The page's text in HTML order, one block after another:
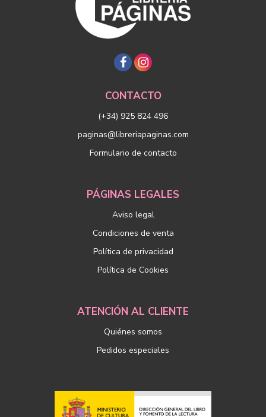
CONTACTO
(+34) 925 824 496
paginas@libreriapaginas.com
Formulario de contacto
PÁGINAS LEGALES
Aviso legal
Condiciones de venta
Política de privacidad
Política de Cookies
ATENCIÓN AL CLIENTE
Quiénes somos
Pedidos especiales